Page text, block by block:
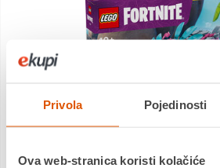
Privola Pojedinosti
Ova web-stranica koristi kolačiće